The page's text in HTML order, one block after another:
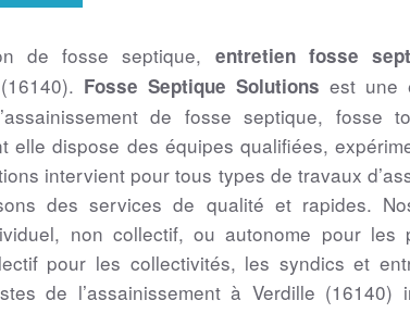
de fosse septique, entretien fosse
Fosse Septique Solutions est une
de fosse septique, fosse
elle dispose des équipes qualifiées,
intervient pour tous types de travaux
des services de qualité et rapides.
non collectif, ou autonome pour les
pour les collectivités, les syndics et
de l’assainissement à Verdille (16140)